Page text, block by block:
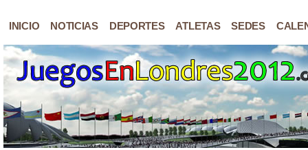
INICIO NOTICIAS DEPORTES ATLETAS SEDES